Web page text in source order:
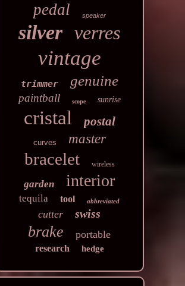
pedal speaker
silver verres
vintage
trimmer genuine
paintball scope sunrise
cristal postal
curves master
bracelet wireless
garden interior
tequila tool abbreviated
cutter swiss
brake portable
research hedge